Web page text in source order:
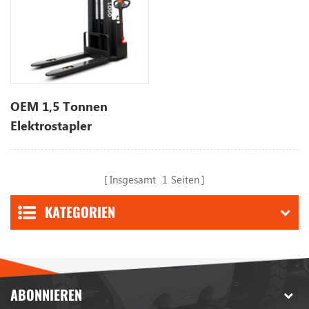
OEM 1,5 Tonnen
Elektrostapler
Insgesamt 1 Seiten
KATEGORIEN
ABONNIEREN